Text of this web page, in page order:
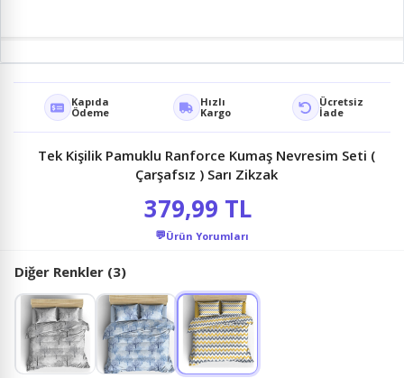
Kapıda
Ödeme
Hızlı
Kargo
Ücretsiz
İade
Tek Kişilik Pamuklu Ranforce Kumaş Nevresim Seti (
Çarşafsız ) Sarı Zikzak
379,99 TL
💬Ürün Yorumları
Diğer Renkler (3)